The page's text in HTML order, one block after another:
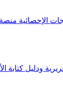
الإحصائية منصة
ودليل كتابة